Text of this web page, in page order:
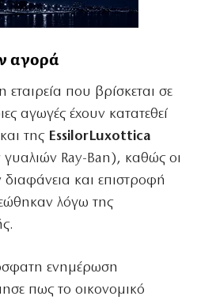
αγορά
εταιρεία που βρίσκεται σε
αγωγές έχουν κατατεθεί
της EssilorLuxottica
Ray-Ban), καθώς οι
και επιστροφή
λόγω της
ενημέρωση
πως το οικονομικό